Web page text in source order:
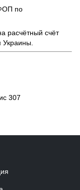
по
расчётный счёт
Украины.
307